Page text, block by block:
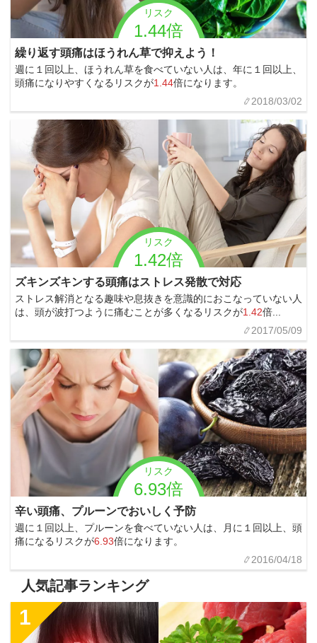
リスク
1.44倍
繰り返す頭痛はほうれん草で抑えよう！
週に１回以上、ほうれん草を食べていない人は、年に１回以上、
頭痛になりやすくなるリスクが1.44倍になります。
2018/03/02
リスク
1.42倍
ズキンズキンする頭痛はストレス発散で対応
ストレス解消となる趣味や息抜きを意識的におこなっていない人
は、頭が波打つように痛むことが多くなるリスクが1.42倍...
2017/05/09
リスク
6.93倍
辛い頭痛、プルーンでおいしく予防
週に１回以上、プルーンを食べていない人は、月に１回以上、頭
痛になるリスクが6.93倍になります。
2016/04/18
人気記事ランキング
1